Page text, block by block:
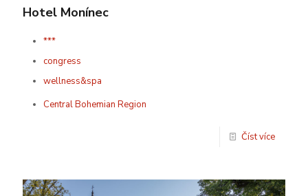
Hotel Monínec
***
congress
wellness&spa
Central Bohemian Region
Číst více